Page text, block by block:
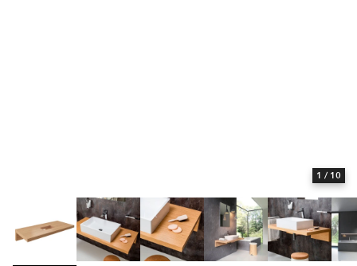
1 / 10